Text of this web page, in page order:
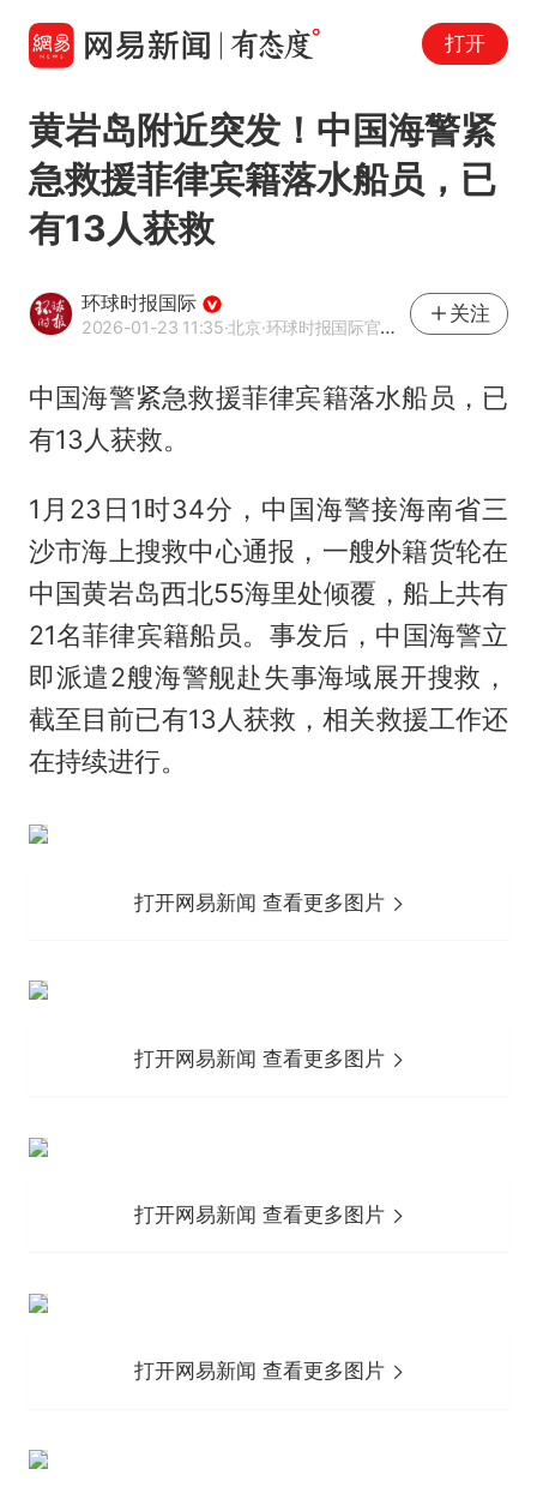
打开
黄岩岛附近突发！中国海警紧
急救援菲律宾籍落水船员，已
有13人获救
环球时报国际
2026-01-23 11:35·北京·环球时报国际官方网易号
关注
中国海警紧急救援菲律宾籍落水船员，已
有13人获救。
1月23日1时34分，中国海警接海南省三
沙市海上搜救中心通报，一艘外籍货轮在
中国黄岩岛西北55海里处倾覆，船上共有
21名菲律宾籍船员。事发后，中国海警立
即派遣2艘海警舰赴失事海域展开搜救，
截至目前已有13人获救，相关救援工作还
在持续进行。
打开网易新闻 查看更多图片
打开网易新闻 查看更多图片
打开网易新闻 查看更多图片
打开网易新闻 查看更多图片